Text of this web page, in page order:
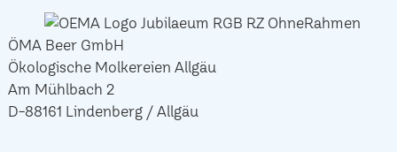
ÖMA Beer GmbH
Ökologische Molkereien Allgäu
Am Mühlbach 2
D-88161 Lindenberg / Allgäu